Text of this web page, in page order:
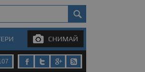
СНИМАЙ